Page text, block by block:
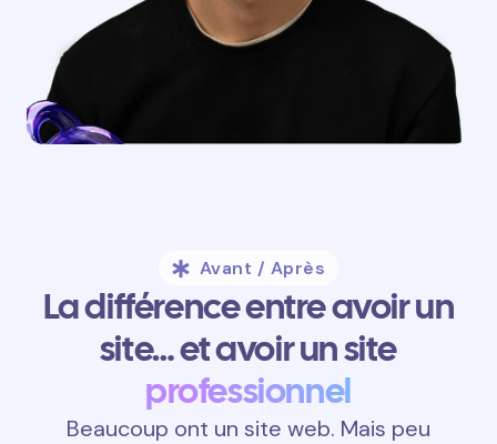
Avant / Après
La différence entre avoir un
site… et avoir un site
professionnel
Beaucoup ont un site web. Mais peu